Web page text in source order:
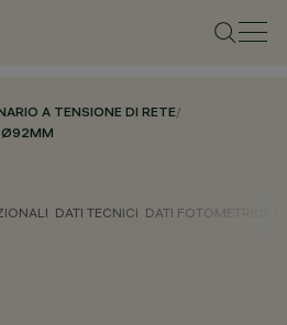
A TENSIONE DI RETE/
Ø92MM
DATI TECNICI DATI FOTOMETRICI